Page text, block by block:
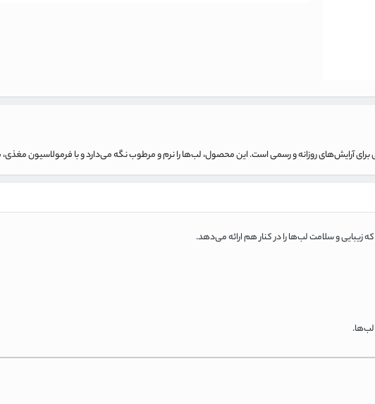
برای آرایش‌های روزانه و رسمی است. این محصول، لب‌ها را نرم و مرطوب نگه می‌دارد و با فرمولاسیون
که زیبایی و سلامت لب‌ها را در کنار هم ارائه می‌دهد.